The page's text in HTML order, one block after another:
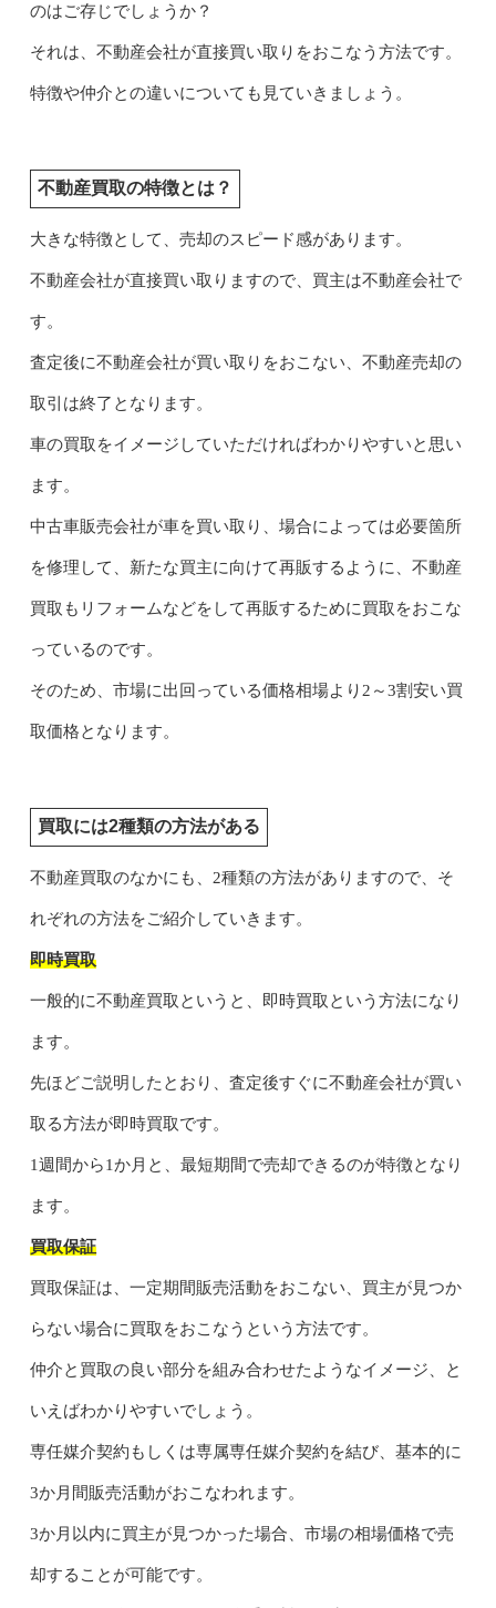
のはご存じでしょうか？
それは、不動産会社が直接買い取りをおこなう方法です。
特徴や仲介との違いについても見ていきましょう。
不動産買取の特徴とは？
大きな特徴として、売却のスピード感があります。
不動産会社が直接買い取りますので、買主は不動産会社で
す。
査定後に不動産会社が買い取りをおこない、不動産売却の
取引は終了となります。
車の買取をイメージしていただければわかりやすいと思い
ます。
中古車販売会社が車を買い取り、場合によっては必要箇所
を修理して、新たな買主に向けて再販するように、不動産
買取もリフォームなどをして再販するために買取をおこな
っているのです。
そのため、市場に出回っている価格相場より2～3割安い買
取価格となります。
買取には2種類の方法がある
不動産買取のなかにも、2種類の方法がありますので、そ
れぞれの方法をご紹介していきます。
即時買取
一般的に不動産買取というと、即時買取という方法になり
ます。
先ほどご説明したとおり、査定後すぐに不動産会社が買い
取る方法が即時買取です。
1週間から1か月と、最短期間で売却できるのが特徴となり
ます。
買取保証
買取保証は、一定期間販売活動をおこない、買主が見つか
らない場合に買取をおこなうという方法です。
仲介と買取の良い部分を組み合わせたようなイメージ、と
いえばわかりやすいでしょう。
専任媒介契約もしくは専属専任媒介契約を結び、基本的に
3か月間販売活動がおこなわれます。
3か月以内に買主が見つかった場合、市場の相場価格で売
却することが可能です。